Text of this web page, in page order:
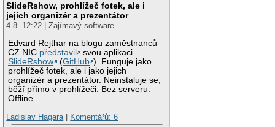
SlideRshow, prohlížeč fotek, ale i
jejich organizér a prezentátor
4.8. 12:22 | Zajímavý software
Edvard Rejthar na blogu zaměstnanců
CZ.NIC představil
svou aplikaci
SlideRshow
(GitHub ). Funguje jako
prohlížeč fotek, ale i jako jejich
organizér a prezentátor. Neinstaluje se,
běží přímo v prohlížeči. Bez serveru.
Offline.
Ladislav Hagara | Komentářů: 6